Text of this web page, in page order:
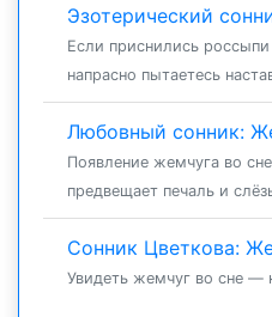
Эзотерический
Если приснились
напрасно пытаетесь
Любовный сонник:
Появление жемчуга во
предвещает печаль и
Сонник Цветкова:
Увидеть жемчуг во сне —